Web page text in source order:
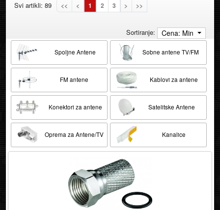
Svi artikli: 89 << < 1 2 3 > >>
Sortiranje: Cena: Min
Spoljne Antene Sobne antene TV/FM
FM antene Kablovi za antene
Konektori za antene Satelitske Antene
Oprema za Antene/TV Kanalice